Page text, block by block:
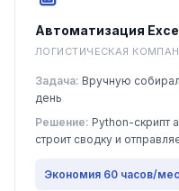
Автоматизация
ЛОГИСТИЧЕСКАЯ
Задача: Вручную
день
Решение: Python-скрипт
строит сводку и
Экономия 60 часов/